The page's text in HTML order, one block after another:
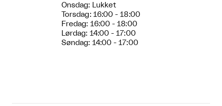
Onsdag: Lukket
Torsdag: 16:00 - 18:00
Fredag: 16:00 - 18:00
Lørdag: 14:00 - 17:00
Søndag: 14:00 - 17:00